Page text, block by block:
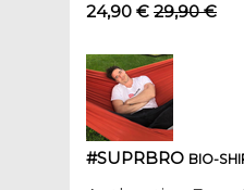
24,90 € 29,90 €
#SUPRBRO BIO-